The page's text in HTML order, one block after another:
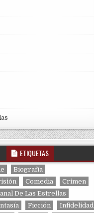
ETIQUETAS
Biografía
Comedia
Crimen
De Las Estrellas
Ficción
Infidelidad